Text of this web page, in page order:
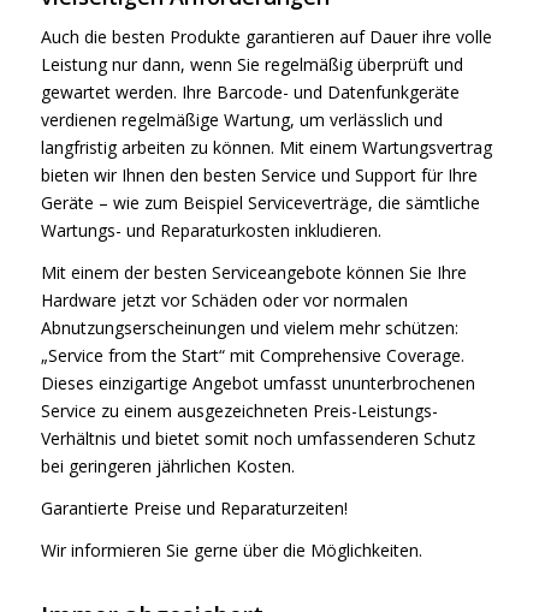
Auch die besten Produkte garantieren auf Dauer ihre volle
Leistung nur dann, wenn Sie regelmäßig überprüft und
gewartet werden. Ihre Barcode- und Datenfunkgeräte
verdienen regelmäßige Wartung, um verlässlich und
langfristig arbeiten zu können. Mit einem Wartungsvertrag
bieten wir Ihnen den besten Service und Support für Ihre
Geräte – wie zum Beispiel Serviceverträge, die sämtliche
Wartungs- und Reparaturkosten inkludieren.
Mit einem der besten Serviceangebote können Sie Ihre
Hardware jetzt vor Schäden oder vor normalen
Abnutzungserscheinungen und vielem mehr schützen:
„Service from the Start“ mit Comprehensive Coverage.
Dieses einzigartige Angebot umfasst ununterbrochenen
Service zu einem ausgezeichneten Preis-Leistungs-
Verhältnis und bietet somit noch umfassenderen Schutz
bei geringeren jährlichen Kosten.
Garantierte Preise und Reparaturzeiten!
Wir informieren Sie gerne über die Möglichkeiten.